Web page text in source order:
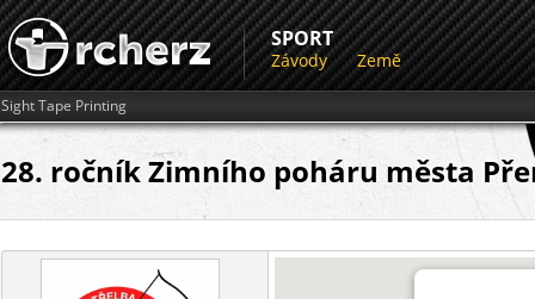
SPORT
Závody Země
Sight Tape Printing
28. ročník Zimního poháru města